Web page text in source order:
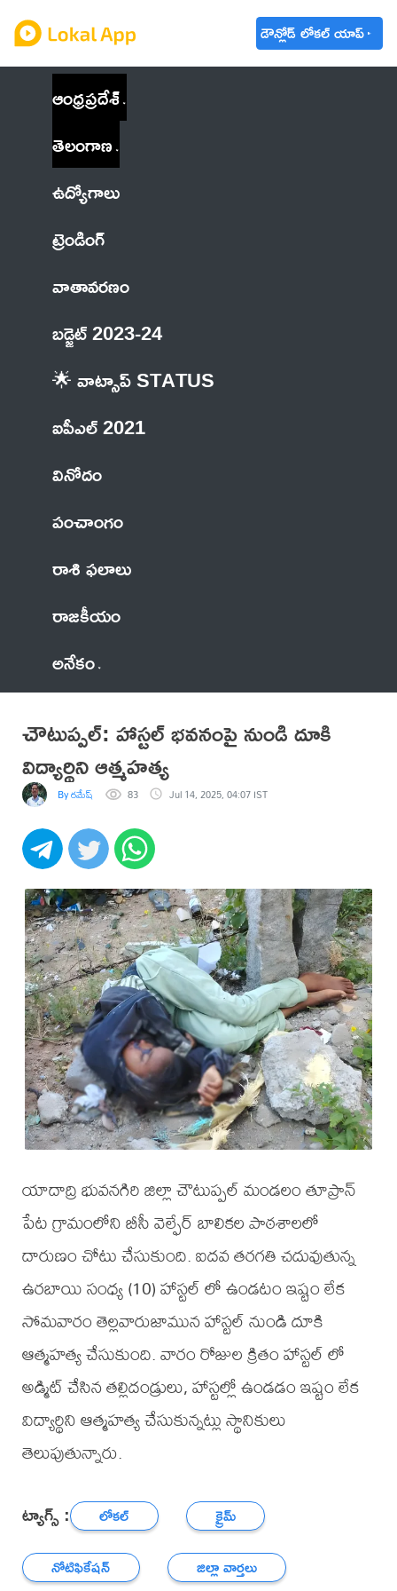
డౌన్లోడ్ లోకల్ యాప్
ఆంధ్రప్రదేశ్
తెలంగాణ
ఉద్యోగాలు
ట్రెండింగ్
వాతావరణం
బడ్జెట్ 2023-24
🌟 వాట్సాప్ STATUS
ఐపీఎల్ 2021
వినోదం
పంచాంగం
రాశి ఫలాలు
రాజకీయం
అనేకం
చౌటుప్పల్: హాస్టల్ భవనంపై నుండి దూకి
విద్యార్థిని ఆత్మహత్య
By రమేష్ 83 Jul 14, 2025, 04:07 IST
యాదాద్రి భువనగిరి జిల్లా చౌటుప్పల్ మండలం తూప్రాన్
పేట గ్రామంలోని బీసీ వెల్ఫేర్ బాలికల పాఠశాలలో
దారుణం చోటు చేసుకుంది. ఐదవ తరగతి చదువుతున్న
ఉరబాయి సంధ్య (10) హాస్టల్ లో ఉండటం ఇష్టం లేక
సోమవారం తెల్లవారుజామున హాస్టల్ నుండి దూకి
ఆత్మహత్య చేసుకుంది. వారం రోజుల క్రితం హాస్టల్ లో
అడ్మిట్ చేసిన తల్లిదండ్రులు, హాస్టల్లో ఉండడం ఇష్టం లేక
విద్యార్థిని ఆత్మహత్య చేసుకున్నట్లు స్థానికులు
తెలుపుతున్నారు.
ట్యాగ్స్ : లోకల్
క్రైమ్
నోటిఫికేషన్
జిల్లా వార్తలు